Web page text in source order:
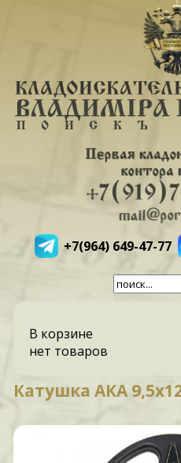
+7(964) 649-47-77
В корзине
нет товаров
Катушка АКА